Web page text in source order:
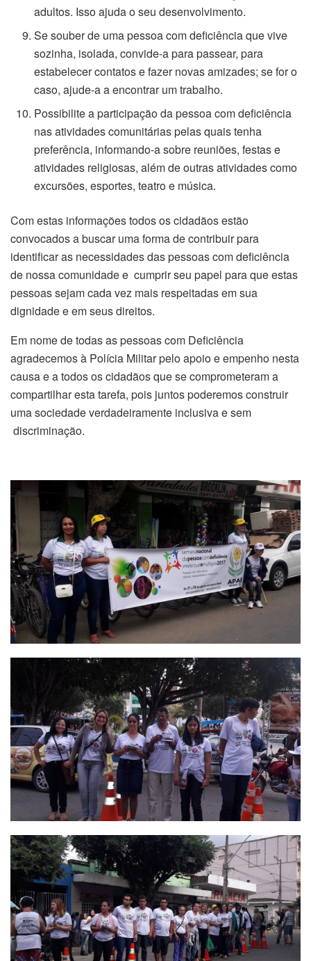
adultos. Isso ajuda o seu desenvolvimento.
Se souber de uma pessoa com deficiência que vive
sozinha, isolada, convide-a para passear, para
estabelecer contatos e fazer novas amizades; se for o
caso, ajude-a a encontrar um trabalho.
Possibilite a participação da pessoa com deficiência
nas atividades comunitárias pelas quais tenha
preferência, informando-a sobre reuniões, festas e
atividades religiosas, além de outras atividades como
excursões, esportes, teatro e música.
Com estas informações todos os cidadãos estão
convocados a buscar uma forma de contribuir para
identificar as necessidades das pessoas com deficiência
de nossa comunidade e cumprir seu papel para que estas
pessoas sejam cada vez mais respeitadas em sua
dignidade e em seus direitos.
Em nome de todas as pessoas com Deficiência
agradecemos à Polícia Militar pelo apoio e empenho nesta
causa e a todos os cidadãos que se comprometeram a
compartilhar esta tarefa, pois juntos poderemos construir
uma sociedade verdadeiramente inclusiva e sem
discriminação.